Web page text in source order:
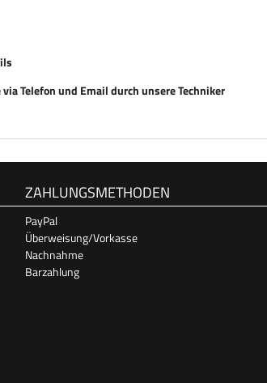
Telefon und Email durch unsere Techniker
ZAHLUNGSMETHODEN
PayPal
Überweisung/Vorkasse
Nachnahme
Barzahlung